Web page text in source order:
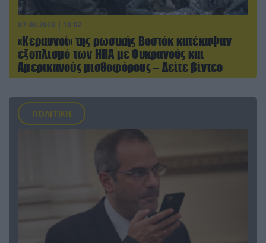
07.08.2026 | 18:02
«Κεραυνοί» της ρωσικής Βοστόκ κατέκαψαν
εξοπλισμό των ΗΠΑ με Ουκρανούς και
Αμερικανούς μισθοφόρους – Δείτε βίντεο
ΠΟΛΙΤΙΚΗ